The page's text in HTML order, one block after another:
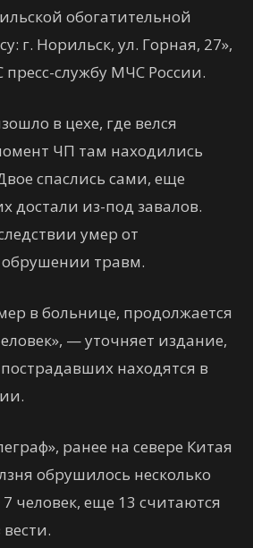
обогатительной
г. Норильск, ул. Горная, 27»,
службу МЧС России.
в цехе, где велся
ЧП там находились
спаслись сами, еще
достали из-под завалов.
умер от
травм.
в больнице, продолжается
— уточняет издание,
находятся в
ранее на севере Китая
обрушилось несколько
человек, еще 13 считаются